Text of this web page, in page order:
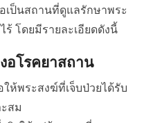
เป็นสถานที่ดูแลรักษาพระ
ร้ โดยมีรายละเอียดดังนี้
อโรคยาสถาน
ให้พระสงฆ์ที่เจ็บป่วยได้รับ
สม